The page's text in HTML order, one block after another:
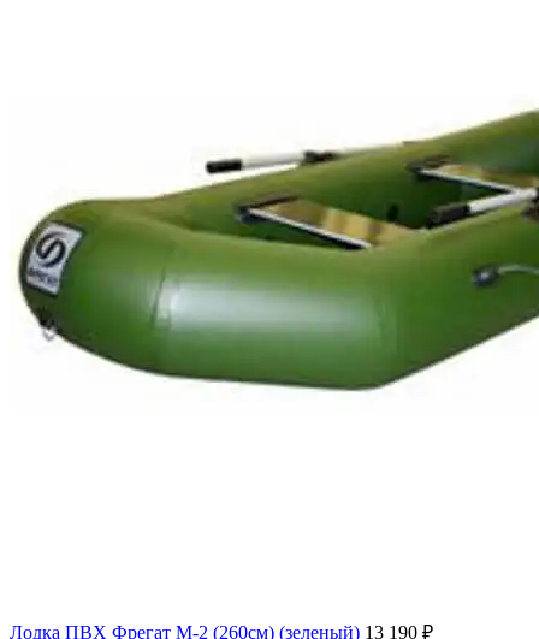
Лодка ПВХ Фрегат M-2 (260см) (зеленый) 13 190 ₽